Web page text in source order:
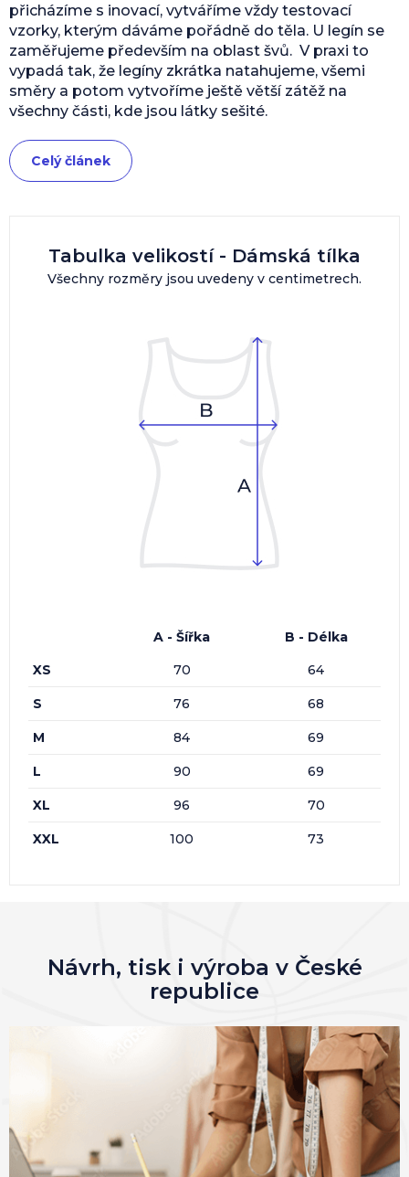
Tabulka velikostí - Dámská tílka
Všechny rozměry jsou uvedeny v centimetrech.
A - Šířka
B - Délka
XS
70 64
S 76 68
M 84 69
L 90 69
XL 96 70
XXL 100 73
přicházíme s inovací, vytváříme vždy testovací
vzorky, kterým dáváme pořádně do těla. U legín se
zaměřujeme především na oblast švů. V praxi to
vypadá tak, že legíny zkrátka natahujeme, všemi
směry a potom vytvoříme ještě větší zátěž na
všechny části, kde jsou látky sešité.
Celý článek
Návrh, tisk i výroba v České
republice